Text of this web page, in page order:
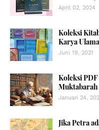
April 02, 2024
Koleksi
Karya
Juni 19, 2021
Koleksi
Muktabarah
Januari 24,
Jika Petra